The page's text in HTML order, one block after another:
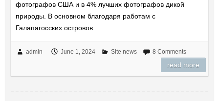
фотографов США и в 4% лучших фотографов дикой
природы. В основном благодаря работам с
Галапагосских островов.
admin June 1, 2024 Site news 8 Comments
read more